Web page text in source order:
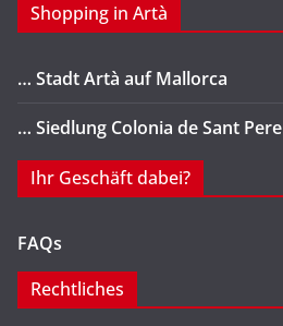
Shopping in Artà
… Stadt Artà auf Mallorca
… Siedlung Colonia de Sant Pere
Ihr Geschäft dabei?
FAQs
Rechtliches